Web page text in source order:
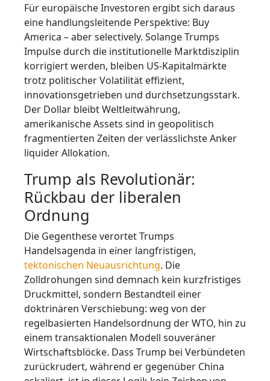
Für europäische Investoren ergibt sich daraus
eine handlungsleitende Perspektive: Buy
America – aber selectively. Solange Trumps
Impulse durch die institutionelle Marktdisziplin
korrigiert werden, bleiben US-Kapitalmärkte
trotz politischer Volatilität effizient,
innovationsgetrieben und durchsetzungsstark.
Der Dollar bleibt Weltleitwährung,
amerikanische Assets sind in geopolitisch
fragmentierten Zeiten der verlässlichste Anker
liquider Allokation.
Trump als Revolutionär:
Rückbau der liberalen
Ordnung
Die Gegenthese verortet Trumps
Handelsagenda in einer langfristigen,
tektonischen Neuausrichtung. Die
Zolldrohungen sind demnach kein kurzfristiges
Druckmittel, sondern Bestandteil einer
doktrinären Verschiebung: weg von der
regelbasierten Handelsordnung der WTO, hin zu
einem transaktionalen Modell souveräner
Wirtschaftsblöcke. Dass Trump bei Verbündeten
zurückrudert, während er gegenüber China